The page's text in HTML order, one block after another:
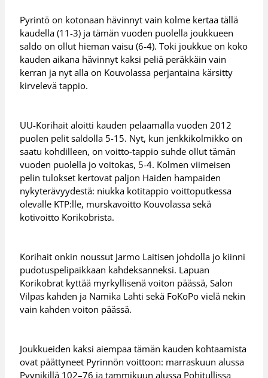
Pyrintö on kotonaan hävinnyt vain kolme kertaa tällä
kaudella (11-3) ja tämän vuoden puolella joukkueen
saldo on ollut hieman vaisu (6-4). Toki joukkue on koko
kauden aikana hävinnyt kaksi peliä peräkkäin vain
kerran ja nyt alla on Kouvolassa perjantaina kärsitty
kirvelevä tappio.
UU-Korihait aloitti kauden pelaamalla vuoden 2012
puolen pelit saldolla 5-15. Nyt, kun jenkkikolmikko on
saatu kohdilleen, on voitto-tappio suhde ollut tämän
vuoden puolella jo voitokas, 5-4. Kolmen viimeisen
pelin tulokset kertovat paljon Haiden hampaiden
nykyterävyydestä: niukka kotitappio voittoputkessa
olevalle KTP:lle, murskavoitto Kouvolassa sekä
kotivoitto Korikobrista.
Korihait onkin noussut Jarmo Laitisen johdolla jo kiinni
pudotuspelipaikkaan kahdeksanneksi. Lapuan
Korikobrat kyttää myrkyllisenä voiton päässä, Salon
Vilpas kahden ja Namika Lahti sekä FoKoPo vielä nekin
vain kahden voiton päässä.
Joukkueiden kaksi aiempaa tämän kauden kohtaamista
ovat päättyneet Pyrinnön voittoon: marraskuun alussa
Pyynikillä 102–76 ja tammikuun alussa Pohitullissa